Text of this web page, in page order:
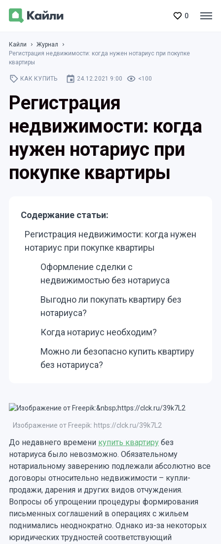
0
Кайли
Журнал
Регистрация недвижимости: когда нужен нотариус при покупке
квартиры
КАК КУПИТЬ 24.12.2021 9:00 <100
Регистрация
недвижимости: когда
нужен нотариус при
покупке квартиры
Содержание статьи:
Регистрация недвижимости: когда нужен
нотариус при покупке квартиры
Оформление сделки с
недвижимостью без нотариуса
Выгодно ли покупать квартиру без
нотариуса?
Когда нотариус необходим?
Можно ли безопасно купить квартиру
без нотариуса?
Изображение от Freepik: https://clck.ru/39k7L2
До недавнего времени купить квартирубез
нотариуса было невозможно. Обязательному
нотариальному заверению подлежали абсолютно все
договоры относительно недвижимости – купли-
продажи, дарения и других видов отчуждения.
Вопросы об упрощении процедуры формирования
письменных соглашений в операциях с жильем
поднимались неоднократно. Однако из-за некоторых
юридических трудностей соответствующий